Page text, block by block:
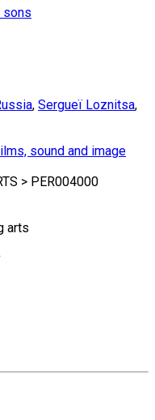
sons
, Sergueï Loznitsa,
sound and image
> PER004000
arts